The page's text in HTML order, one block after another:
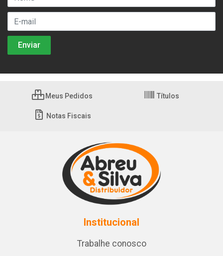
Meus Pedidos Títulos
Notas Fiscais
Institucional
Trabalhe conosco